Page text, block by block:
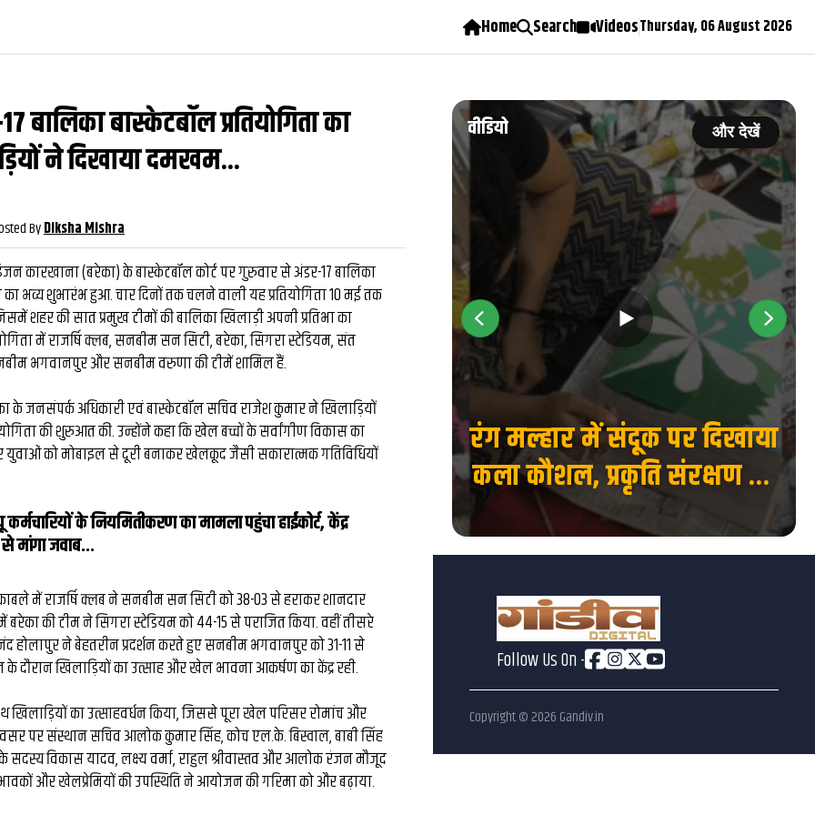
Home Search VideosThursday, 06 August 2026
बालिका बास्केटबॉल प्रतियोगिता का
ने दिखाया दमखम...
ByDiksha Mishra
कारखाना (बरेका) के बास्केटबॉल कोर्ट पर गुरुवार से अंडर-17 बालिका
का भव्य शुभारंभ हुआ. चार दिनों तक चलने वाली यह प्रतियोगिता 10 मई तक
शहर की सात प्रमुख टीमों की बालिका खिलाड़ी अपनी प्रतिभा का
में राजर्षि क्लब, सनबीम सन सिटी, बरेका, सिगरा स्टेडियम, संत
भगवानपुर और सनबीम वरुणा की टीमें शामिल हैं.
के जनसंपर्क अधिकारी एवं बास्केटबॉल सचिव राजेश कुमार ने खिलाड़ियों
की शुरुआत की. उन्होंने कहा कि खेल बच्चों के सर्वांगीण विकास का
युवाओं को मोबाइल से दूरी बनाकर खेलकूद जैसी सकारात्मक गतिविधियों
कर्मचारियों के नियमितीकरण का मामला पहुंचा हाईकोर्ट, केंद्र
मांगा जवाब...
में राजर्षि क्लब ने सनबीम सन सिटी को 38-03 से हराकर शानदार
की टीम ने सिगरा स्टेडियम को 44-15 से पराजित किया. वहीं तीसरे
ने बेहतरीन प्रदर्शन करते हुए सनबीम भगवानपुर को 31-11 से
दौरान खिलाड़ियों का उत्साह और खेल भावना आकर्षण का केंद्र रही.
खिलाड़ियों का उत्साहवर्धन किया, जिससे पूरा खेल परिसर रोमांच और
पर संस्थान सचिव आलोक कुमार सिंह, कोच एल.के. बिस्वाल, बाबी सिंह
सदस्य विकास यादव, लक्ष्य वर्मा, राहुल श्रीवास्तव और आलोक रंजन मौजूद
और खेलप्रेमियों की उपस्थिति ने आयोजन की गरिमा को और बढ़ाया.
वीडियो
मिस्टर बीस्ट से दो घंटे की
बातचीत, फिर छोड़ी ₹26 लाख की
नौकरी: कैसे हैरी उप्पल बने देश
वीडियो और देखें
रंग मल्हार में संदूक पर दिखाया
कला कौशल, प्रकृति संरक्षण का
दिया संदेश...
Follow Us On -
Copyright © 2026 Gandiv.in